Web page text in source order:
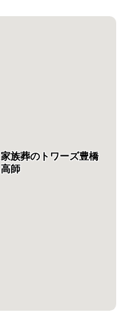
家族葬のトワーズ豊橋
高師